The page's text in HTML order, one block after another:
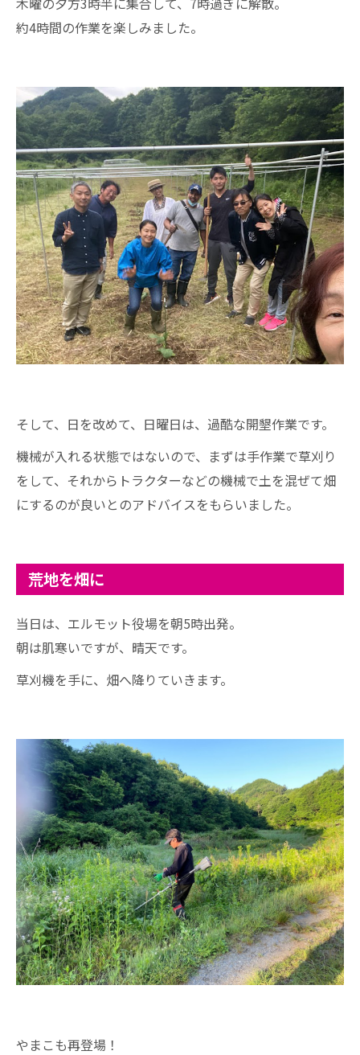
約4時間の作業を楽しみました。
そして、日を改めて、日曜日は、過酷な開墾作業です。
機械が入れる状態ではないので、まずは手作業で草刈り
をして、それからトラクターなどの機械で土を混ぜて畑
にするのが良いとのアドバイスをもらいました。
荒地を畑に
当日は、エルモット役場を朝5時出発。
朝は肌寒いですが、晴天です。
草刈機を手に、畑へ降りていきます。
やまこも再登場！